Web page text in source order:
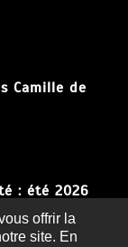
Camille de
: été 2026
offrir la
site. En